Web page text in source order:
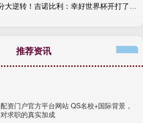
配资推荐 马刺惨遭29分大逆转！吉诺比利：幸好世界杯开打了 帮我分分心
推荐资讯
配资门户官方平台网站 QS名校+国际背景，
对求职的真实加成